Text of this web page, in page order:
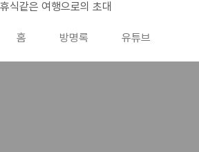
본문 바로가기
휴식같은 여행으로의 초대
홈 방명록 유튜브